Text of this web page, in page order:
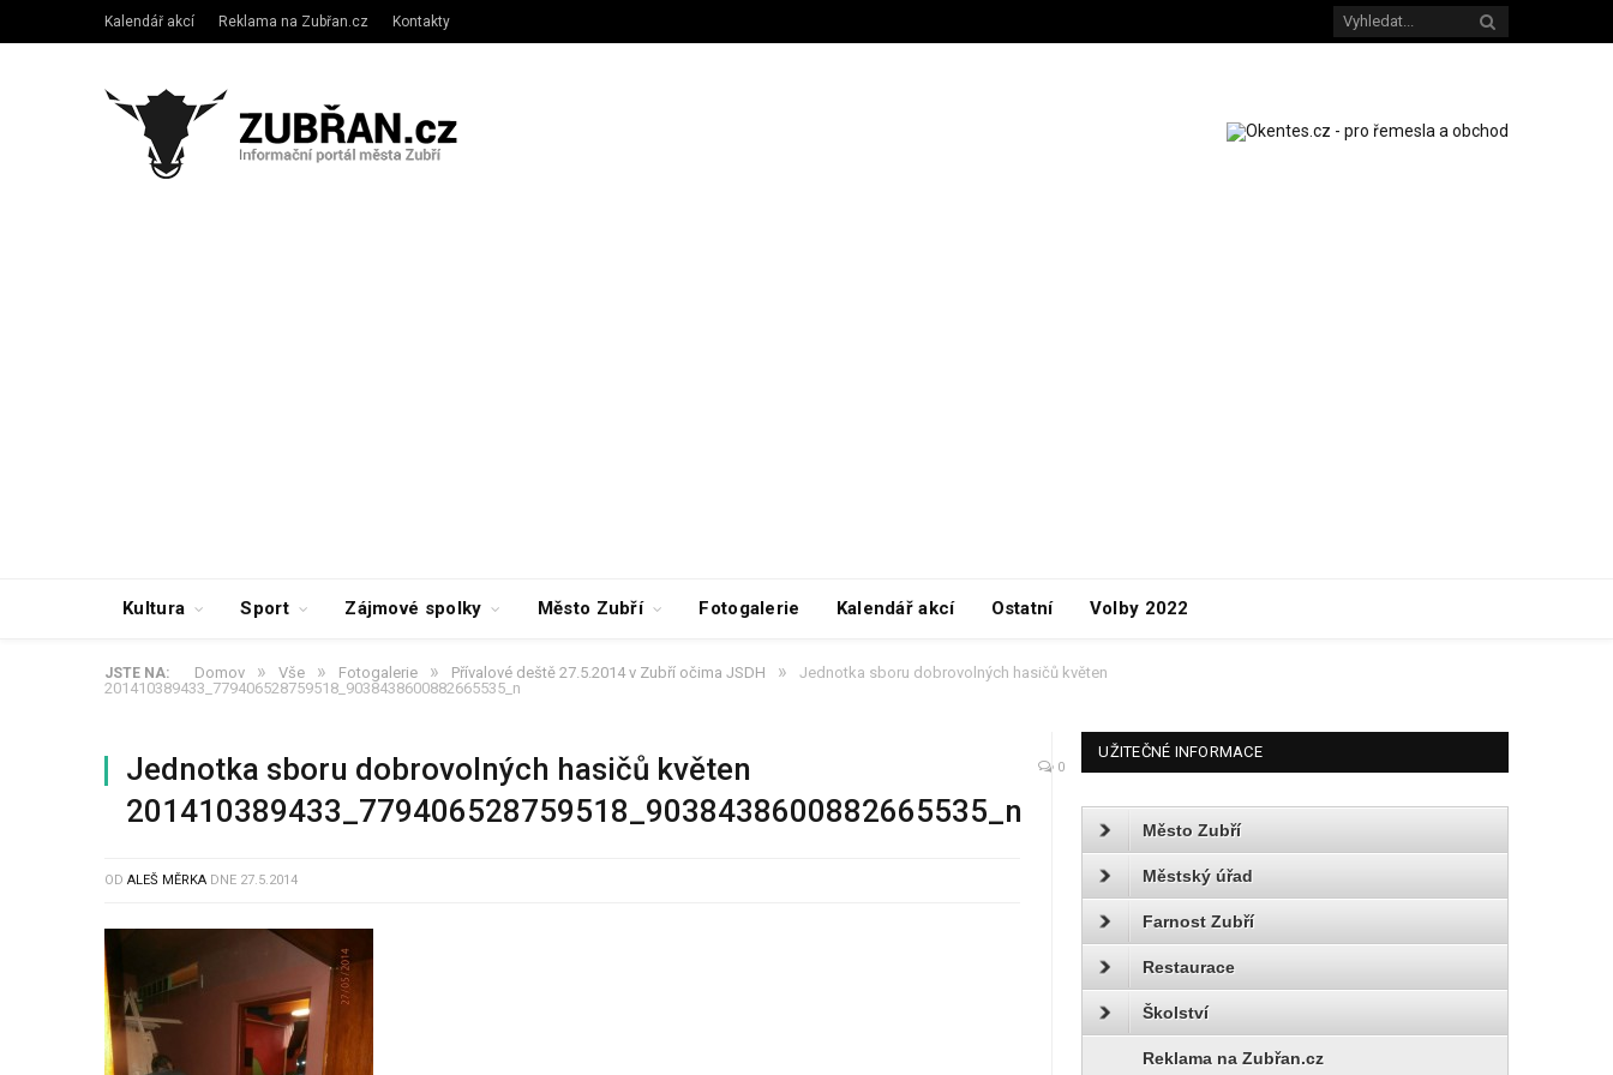
Kalendář akcí Reklama na Zubřan.cz Kontakty
Kultura Sport Zájmové spolky Město Zubří Fotogalerie Kalendář akcí Ostatní Volby 2022
JSTE NA: Domov » Vše » Fotogalerie » Přívalové deště 27.5.2014 v Zubří očima JSDH »
Jednotka sboru dobrovolných hasičů květen
201410389433_779406528759518_9038438600882665535_n
Jednotka sboru dobrovolných hasičů květen
201410389433_779406528759518_9038438600882665535_n
0
OD ALEŠ MĚRKA DNE 27.5.2014
UŽITEČNÉ INFORMACE
Město Zubří
Městský úřad
Farnost Zubří
Restaurace
Školství
Reklama na Zubřan.cz